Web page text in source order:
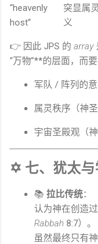
“heavenly
host”
突显属
义
👉 因此 JPS 的 array
“万物”**的层面，而要
军队 / 阵列的意
属灵秩序（神圣
宇宙圣殿观（
✡ 七、犹太
📚 拉比传统：
认为神在创造
Rabbah 8:7）。
虽然最终只有